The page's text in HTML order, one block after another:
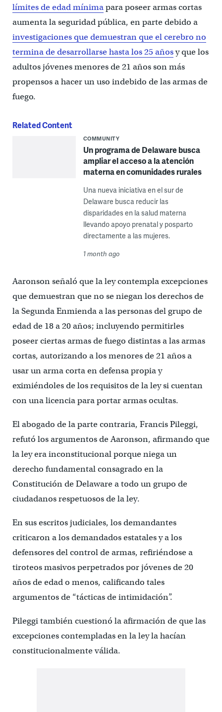
límites de edad mínimapara poseer armas cortas
aumenta la seguridad pública, en parte debido a
investigaciones que demuestran que el cerebro no
termina de desarrollarse hasta los 25 añosy que los
adultos jóvenes menores de 21 años son más
propensos a hacer un uso indebido de las armas de
fuego.
Related Content
COMMUNITY
Un programa de Delaware busca
ampliar el acceso a la atención
materna en comunidades rurales
Una nueva iniciativa en el sur de
Delaware busca reducir las
disparidades en la salud materna
llevando apoyo prenatal y posparto
directamente a las mujeres.
1 month ago
Aaronson señaló que la ley contempla excepciones
que demuestran que no se niegan los derechos de
la Segunda Enmienda a las personas del grupo de
edad de 18 a 20 años; incluyendo permitirles
poseer ciertas armas de fuego distintas a las armas
cortas, autorizando a los menores de 21 años a
usar un arma corta en defensa propia y
eximiéndoles de los requisitos de la ley si cuentan
con una licencia para portar armas ocultas.
El abogado de la parte contraria, Francis Pileggi,
refutó los argumentos de Aaronson, afirmando que
la ley era inconstitucional porque niega un
derecho fundamental consagrado en la
Constitución de Delaware a todo un grupo de
ciudadanos respetuosos de la ley.
En sus escritos judiciales, los demandantes
criticaron a los demandados estatales y a los
defensores del control de armas, refiriéndose a
tiroteos masivos perpetrados por jóvenes de 20
años de edad o menos, calificando tales
argumentos de “tácticas de intimidación”.
Pileggi también cuestionó la afirmación de que las
excepciones contempladas en la ley la hacían
constitucionalmente válida.